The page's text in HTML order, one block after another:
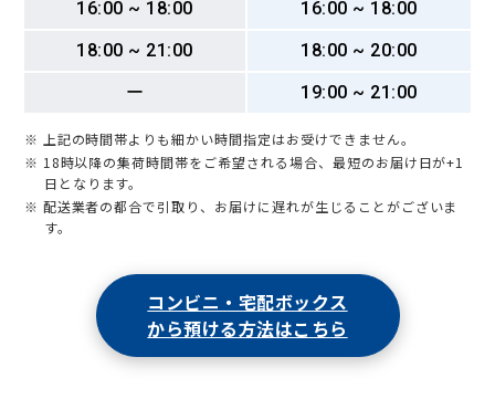
16:00 ~ 18:00
16:00 ~ 18:00
18:00 ~ 21:00
18:00 ~ 20:00
ー
19:00 ~ 21:00
※ 上記の時間帯よりも細かい時間指定はお受けできません。
※ 18時以降の集荷時間帯をご希望される場合、最短のお届け日が+1
日となります。
※ 配送業者の都合で引取り、お届けに遅れが生じることがございま
す。
コンビニ・宅配ボックス
から預ける方法はこちら